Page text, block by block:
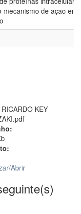
de açao em
KEY
Abrir